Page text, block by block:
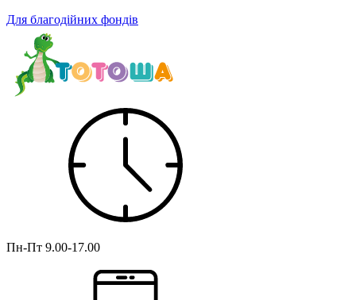
Для благодійних фондів
Пн-Пт 9.00-17.00